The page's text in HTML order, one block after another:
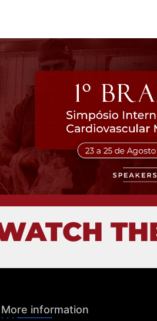
1 MICS
Surgery
More information